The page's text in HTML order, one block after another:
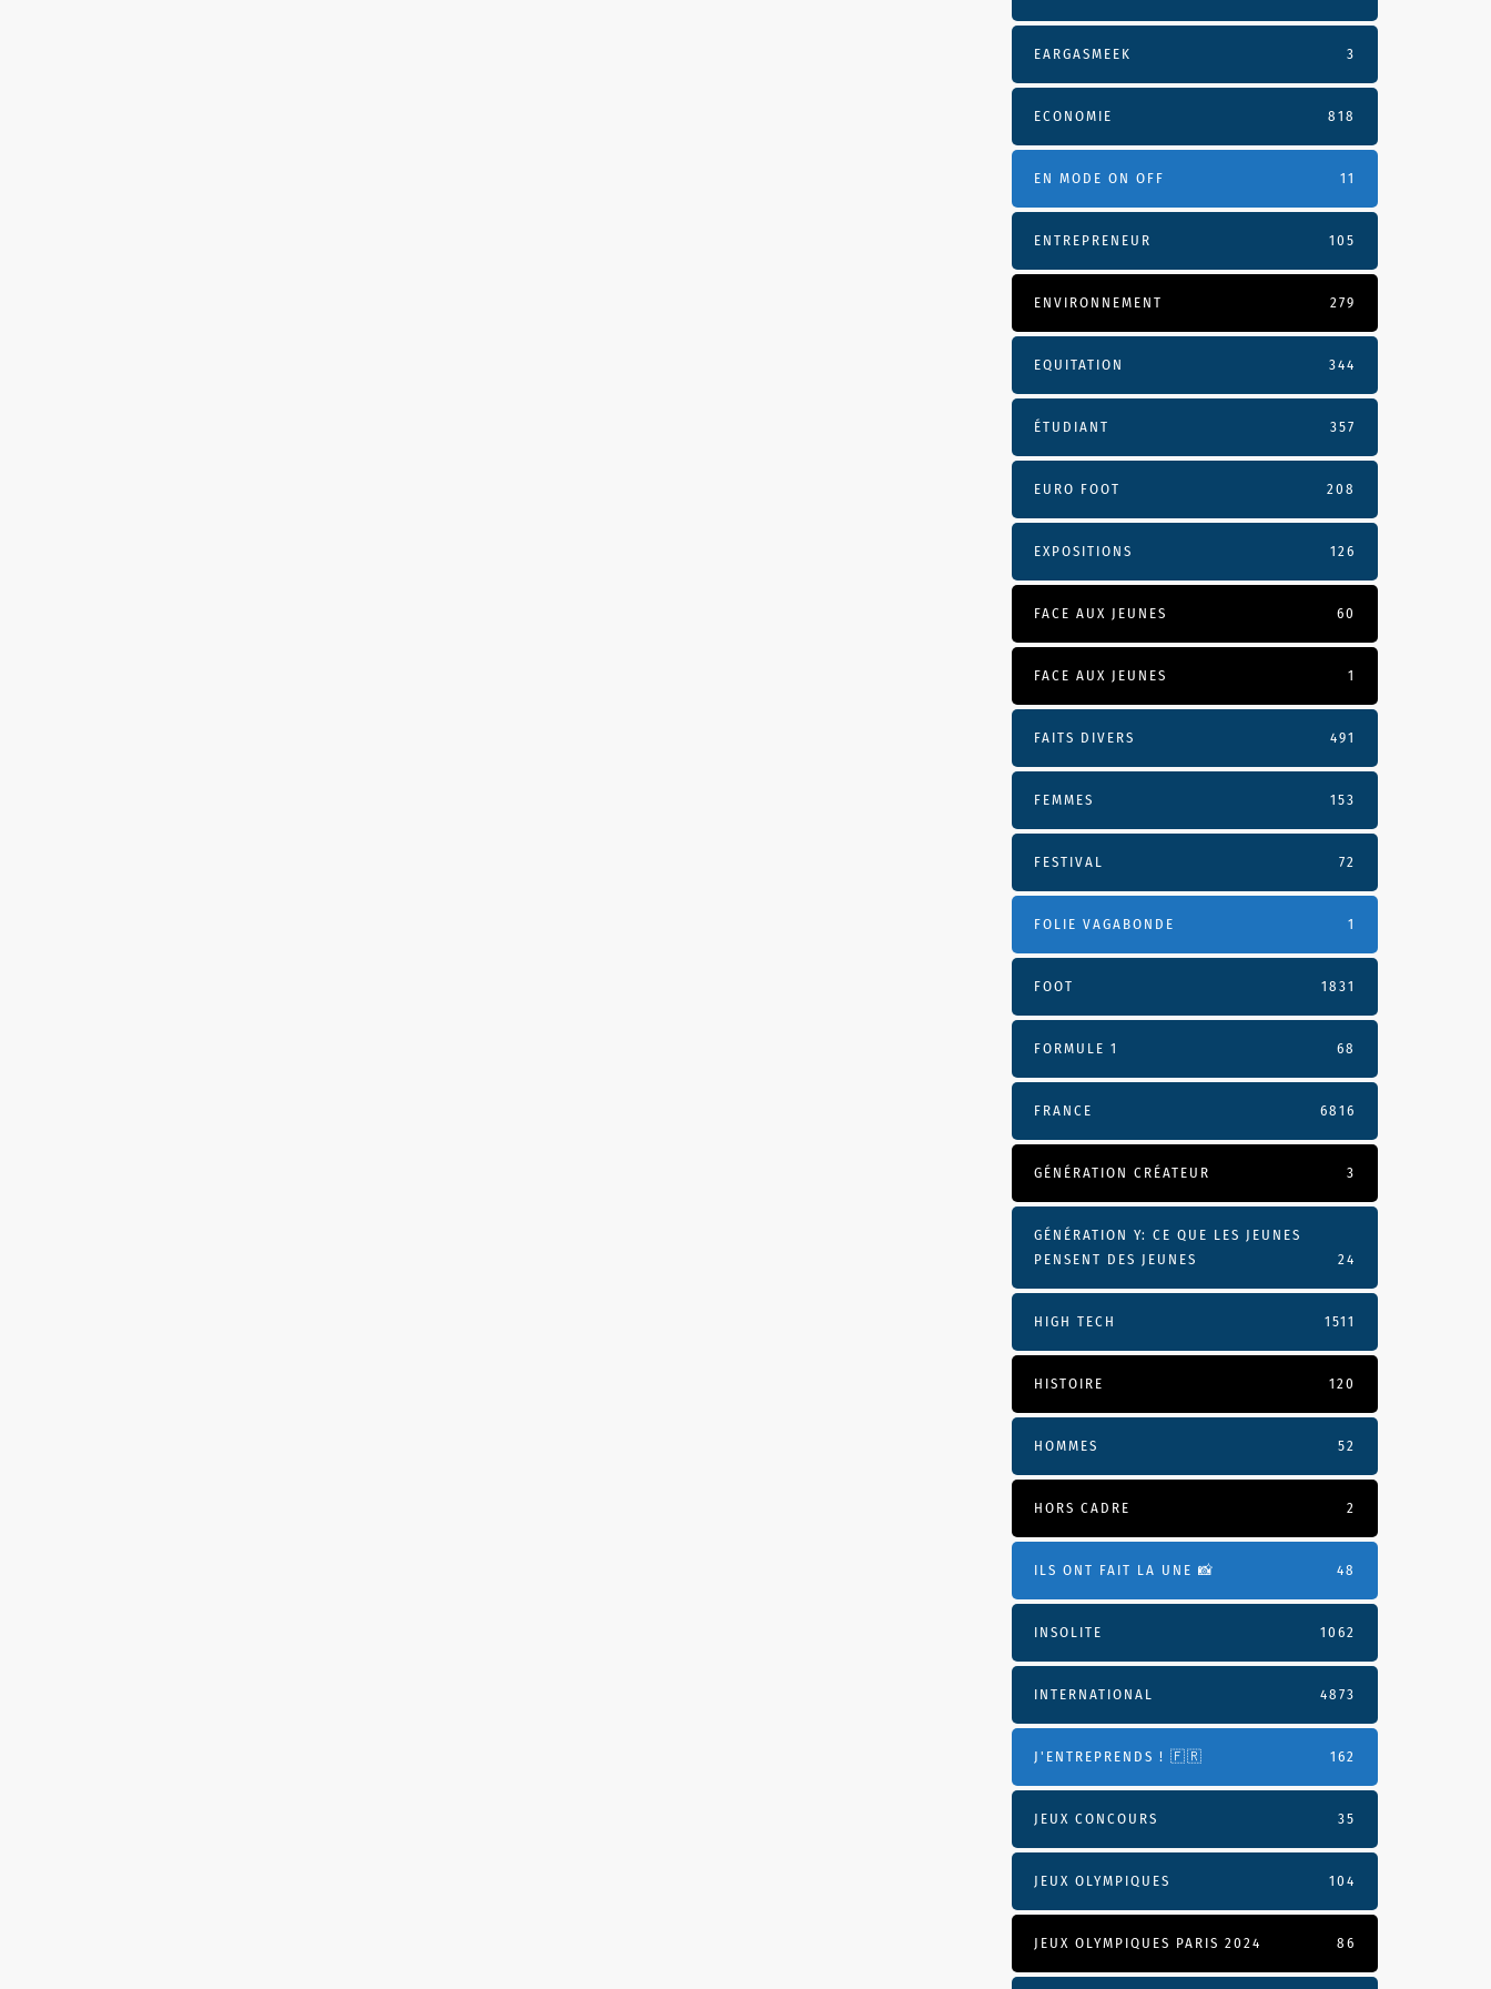
EARGASMEEK 3
ECONOMIE 818
EN MODE ON OFF 11
ENTREPRENEUR 105
ENVIRONNEMENT 279
EQUITATION 344
ÉTUDIANT 357
EURO FOOT 208
EXPOSITIONS 126
FACE AUX JEUNES 60
FACE AUX JEUNES 1
FAITS DIVERS 491
FEMMES 153
FESTIVAL 72
FOLIE VAGABONDE 1
FOOT 1831
FORMULE 1 68
FRANCE 6816
GÉNÉRATION CRÉATEUR 3
GÉNÉRATION Y: CE QUE LES JEUNES
PENSENT DES JEUNES
24
HIGH TECH 1511
HISTOIRE 120
HOMMES 52
HORS CADRE 2
ILS ONT FAIT LA UNE 📸 48
INSOLITE 1062
INTERNATIONAL 4873
J'ENTREPRENDS ! 🇫🇷 162
JEUX CONCOURS 35
JEUX OLYMPIQUES 104
JEUX OLYMPIQUES PARIS 2024 86